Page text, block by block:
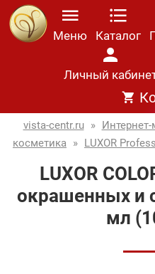
Меню Каталог
Личный
vista-centr.ru »
косметика » LUXOR
LUXOR
окрашенных и
мл